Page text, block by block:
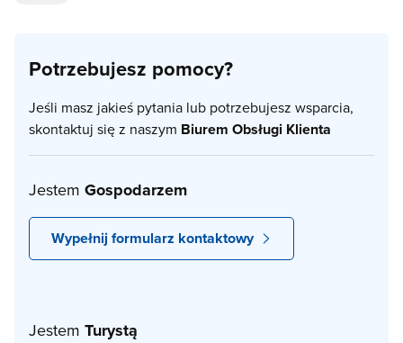
Potrzebujesz pomocy?
Jeśli masz jakieś pytania lub potrzebujesz wsparcia,
skontaktuj się z naszym Biurem Obsługi Klienta
Jestem Gospodarzem
Wypełnij formularz kontaktowy
Jestem Turystą